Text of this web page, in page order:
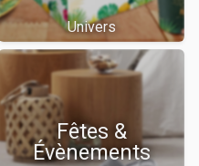
Univers
Fêtes &
Évènements